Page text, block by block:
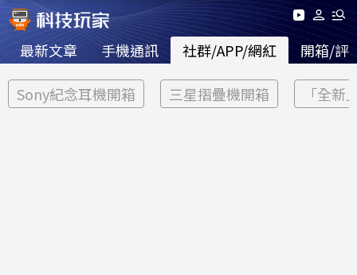
最新文章 手機通訊 社群/APP/網紅 開箱/評
Sony紀念耳機開箱 三星摺疊機開箱 「全新